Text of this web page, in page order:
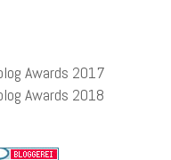
Awards 2017
Awards 2018